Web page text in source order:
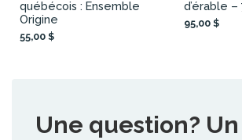
québécois : Ensemble
Origine
55,00 $
d’érable –
95,00 $
Une question? Un